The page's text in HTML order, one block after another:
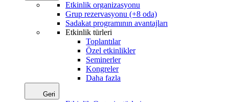
Etkinlik organizasyonu
Grup rezervasyonu (+8 oda)
Sadakat programının avantajları
Etkinlik türleri
Toplantılar
Özel etkinlikler
Seminerler
Kongreler
Daha fazla
Geri